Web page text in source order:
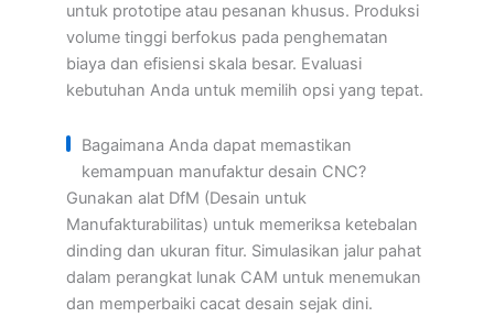
untuk prototipe atau pesanan khusus. Produksi
volume tinggi berfokus pada penghematan
biaya dan efisiensi skala besar. Evaluasi
kebutuhan Anda untuk memilih opsi yang tepat.
Bagaimana Anda dapat memastikan
kemampuan manufaktur desain CNC?
Gunakan alat DfM (Desain untuk
Manufakturabilitas) untuk memeriksa ketebalan
dinding dan ukuran fitur. Simulasikan jalur pahat
dalam perangkat lunak CAM untuk menemukan
dan memperbaiki cacat desain sejak dini.